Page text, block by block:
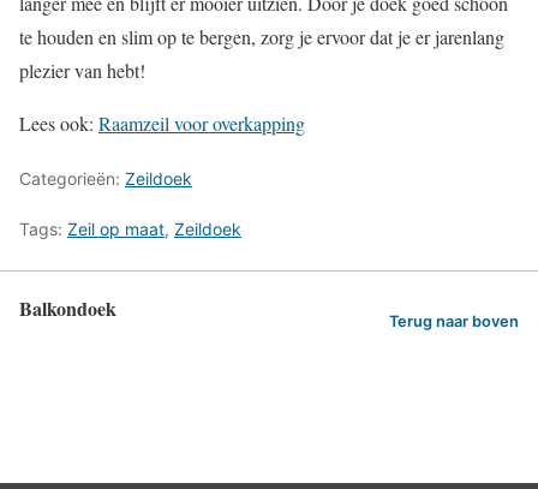
te houden en slim op te bergen, zorg je ervoor dat je er jarenlang
plezier van hebt!
Lees ook: Raamzeil voor overkapping
Categorieën: Zeildoek
Tags: Zeil op maat, Zeildoek
Balkondoek Terug naar boven